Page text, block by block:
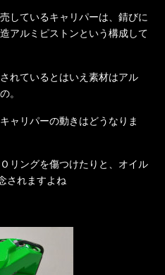
しているキャリパーは、錆びに
アルミピストンという構成して
れているとはいえ素材はアル
。
ャリパーの動きはどうなりま
リングを傷つけたりと、オイル
されますよね